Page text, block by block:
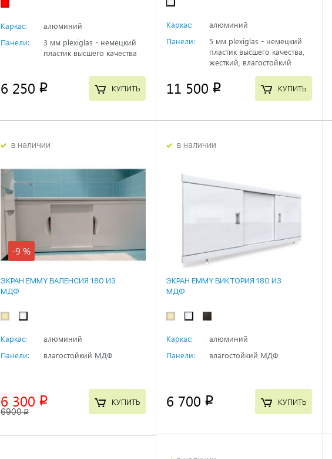
Каркас:
алюминий
Панели:
3 мм plexiglas - немецкий
пластик высшего качества
6 250 p КУПИТЬ
Каркас:
алюминий
Панели:
5 мм plexiglas - немецкий
пластик высшего качества,
жесткий, влагостойкий
11 500 p КУПИТЬ
в наличии
-9 %
ЭКРАН EMMY ВАЛЕНСИЯ 180 ИЗ
МДФ
Каркас:
алюминий
Панели:
влагостойкий МДФ
6 300 p
6900p
КУПИТЬ
в наличии
ЭКРАН EMMY ВИКТОРИЯ 180 ИЗ
МДФ
Каркас:
алюминий
Панели:
влагостойкий МДФ
6 700 p КУПИТЬ